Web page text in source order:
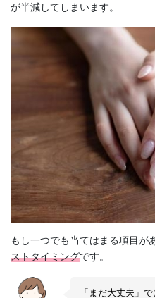
が半減してしまいます。
もし一つでも当てはまる項目が
ストタイミングです。
「まだ大丈夫」